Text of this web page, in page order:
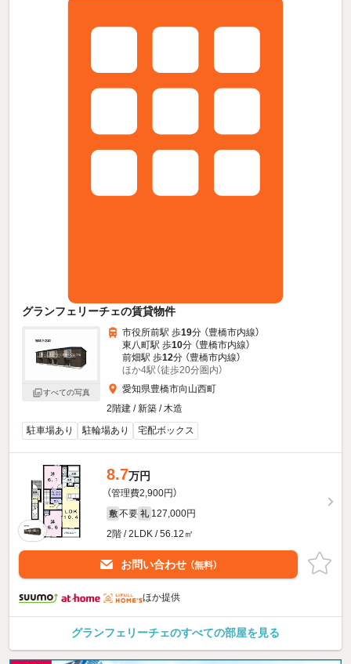
グランフェリーチェの賃貸物件
すべての写真
市役所前駅 歩19分 （豊橋市内線）
東八町駅 歩10分 （豊橋市内線）
前畑駅 歩12分 （豊橋市内線）
ほか4駅（徒歩20分圏内）
愛知県豊橋市向山西町
2階建 / 新築 / 木造
駐車場あり
駐輪場あり 宅配ボックス
8.7万円
（管理費2,900円）
敷 不要 礼 127,000円
2階 / 2LDK / 56.12㎡
お問い合わせ （無料）
ほか提供
グランフェリーチェのすべての部屋を見る